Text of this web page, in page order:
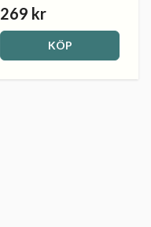
269 kr
KÖP